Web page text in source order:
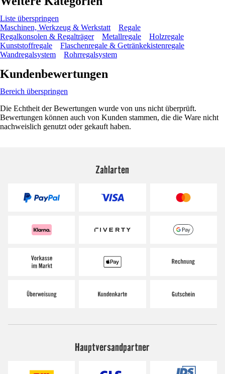
Liste überspringen
Maschinen, Werkzeug & Werkstatt
Regale
Regalkonsolen & Regalträger
Metallregale
Holzregale
Kunststoffregale
Flaschenregale & Getränkekistenregale
Wandregalsystem
Rohrregalsystem
Kundenbewertungen
Bereich überspringen
Die Echtheit der Bewertungen wurde von uns nicht überprüft.
Bewertungen können auch von Kunden stammen, die die Ware nicht
nachweislich genutzt oder gekauft haben.
Zahlarten
Hauptversandpartner